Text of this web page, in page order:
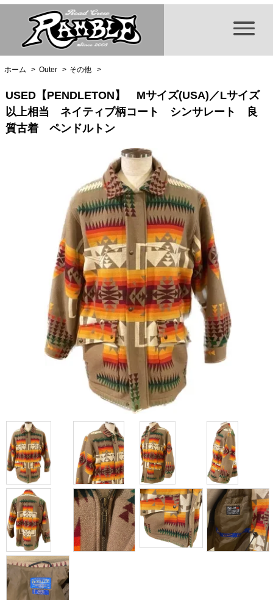
ホーム > Outer > その他 >
USED【PENDLETON】 Mサイズ(USA)／Lサイズ
以上相当 ネイティブ柄コート シンサレート 良
質古着 ペンドルトン